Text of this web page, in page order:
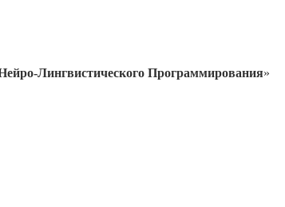
Лингвистического Программирования»